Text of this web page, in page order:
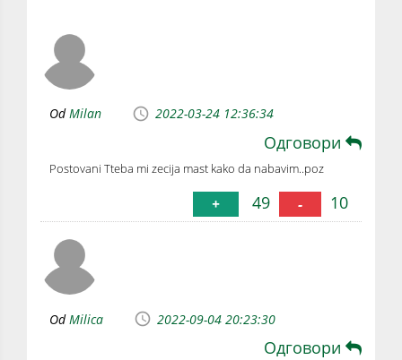
OdMilan 2022-03-24 12:36:34
Одговори
Postovani Tteba mi zecija mast kako da nabavim..poz
+ 49 - 10
OdMilica 2022-09-04 20:23:30
Одговори